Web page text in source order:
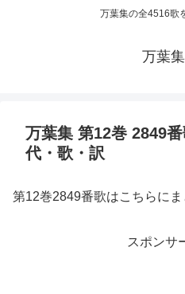
万葉集の全4516歌
万葉
万葉集 第12巻 2849
代・歌・訳
第12巻2849番歌はこちらにま
スポンサ